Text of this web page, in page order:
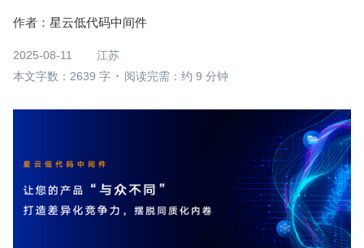
作者： 星云低代码中间件
2025-08-11
江苏
本文字数：2639 字
阅读完需：约 9 分钟